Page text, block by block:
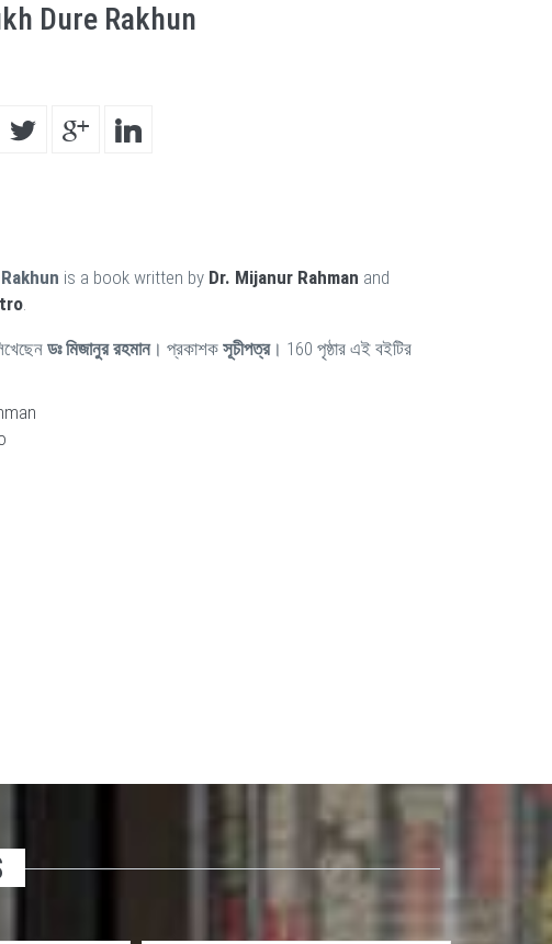
Dure Rakhun
is a book written by Dr. Mijanur Rahman and
.
ডঃ মিজানুর রহমান। প্রকাশক সূচীপত্র। 160 পৃষ্ঠার এই বইটির